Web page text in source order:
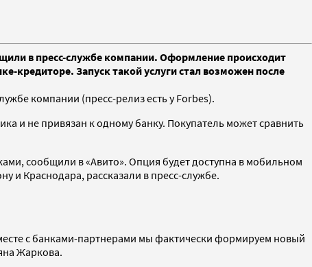
в пресс-службе компании. Оформление происходит
кредиторе. Запуск такой услуги стал возможен после
компании (пресс-релиз есть у Forbes).
и не привязан к одному банку. Покупатель может сравнить
сообщили в «Авито». Опция будет доступна в мобильном
и Краснодара, рассказали в пресс-службе.
с банками-партнерами мы фактически формируем новый
Жаркова.